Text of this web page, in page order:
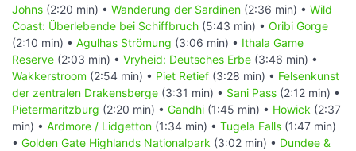
Johns (2:20 min) • Wanderung der Sardinen (2:36 min) • Wild
Coast: Überlebende bei Schiffbruch (5:43 min) • Oribi Gorge
(2:10 min) • Agulhas Strömung (3:06 min) • Ithala Game
Reserve (2:03 min) • Vryheid: Deutsches Erbe (3:46 min) •
Wakkerstroom (2:54 min) • Piet Retief (3:28 min) • Felsenkunst
der zentralen Drakensberge (3:31 min) • Sani Pass (2:12 min) •
Pietermaritzburg (2:20 min) • Gandhi (1:45 min) • Howick (2:37
min) • Ardmore / Lidgetton (1:34 min) • Tugela Falls (1:47 min)
• Golden Gate Highlands Nationalpark (3:02 min) • Dundee &